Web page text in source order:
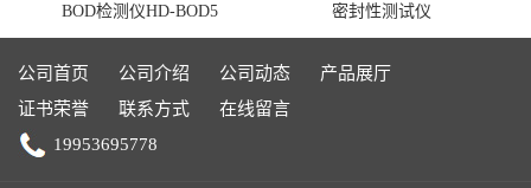
BOD检测仪HD-BOD5 密封性测试仪
公司首页 公司介绍 公司动态
产品展厅
证书荣誉
联系方式
在线留言
19953695778